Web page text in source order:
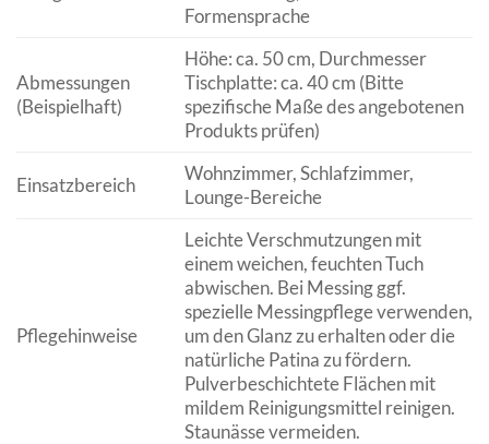
Formensprache
Abmessungen
(Beispielhaft)
Höhe: ca. 50 cm, Durchmesser
Tischplatte: ca. 40 cm (Bitte
spezifische Maße des angebotenen
Produkts prüfen)
Einsatzbereich
Wohnzimmer, Schlafzimmer,
Lounge-Bereiche
Pflegehinweise
Leichte Verschmutzungen mit
einem weichen, feuchten Tuch
abwischen. Bei Messing ggf.
spezielle Messingpflege verwenden,
um den Glanz zu erhalten oder die
natürliche Patina zu fördern.
Pulverbeschichtete Flächen mit
mildem Reinigungsmittel reinigen.
Staunässe vermeiden.